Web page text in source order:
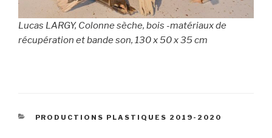
Lucas LARGY, Colonne sèche, bois -matériaux de
récupération et bande son, 130 x 50 x 35 cm
CATÉGORIES
PRODUCTIONS PLASTIQUES 2019-2020